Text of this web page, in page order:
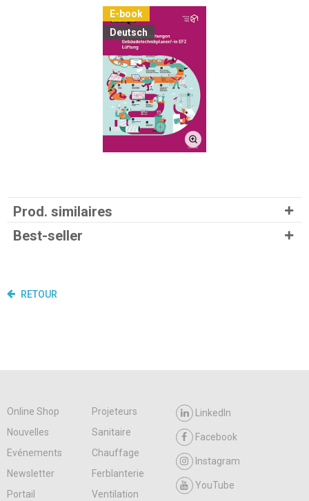
E-book
Deutsch
Prod. similaires
Best-seller
RETOUR
Online Shop
Projeteurs
Nouvelles
Sanitaire
Evénements
Chauffage
Newsletter
Ferblanterie
Portail
Ventilation
LinkedIn
Facebook
Instagram
YouTube